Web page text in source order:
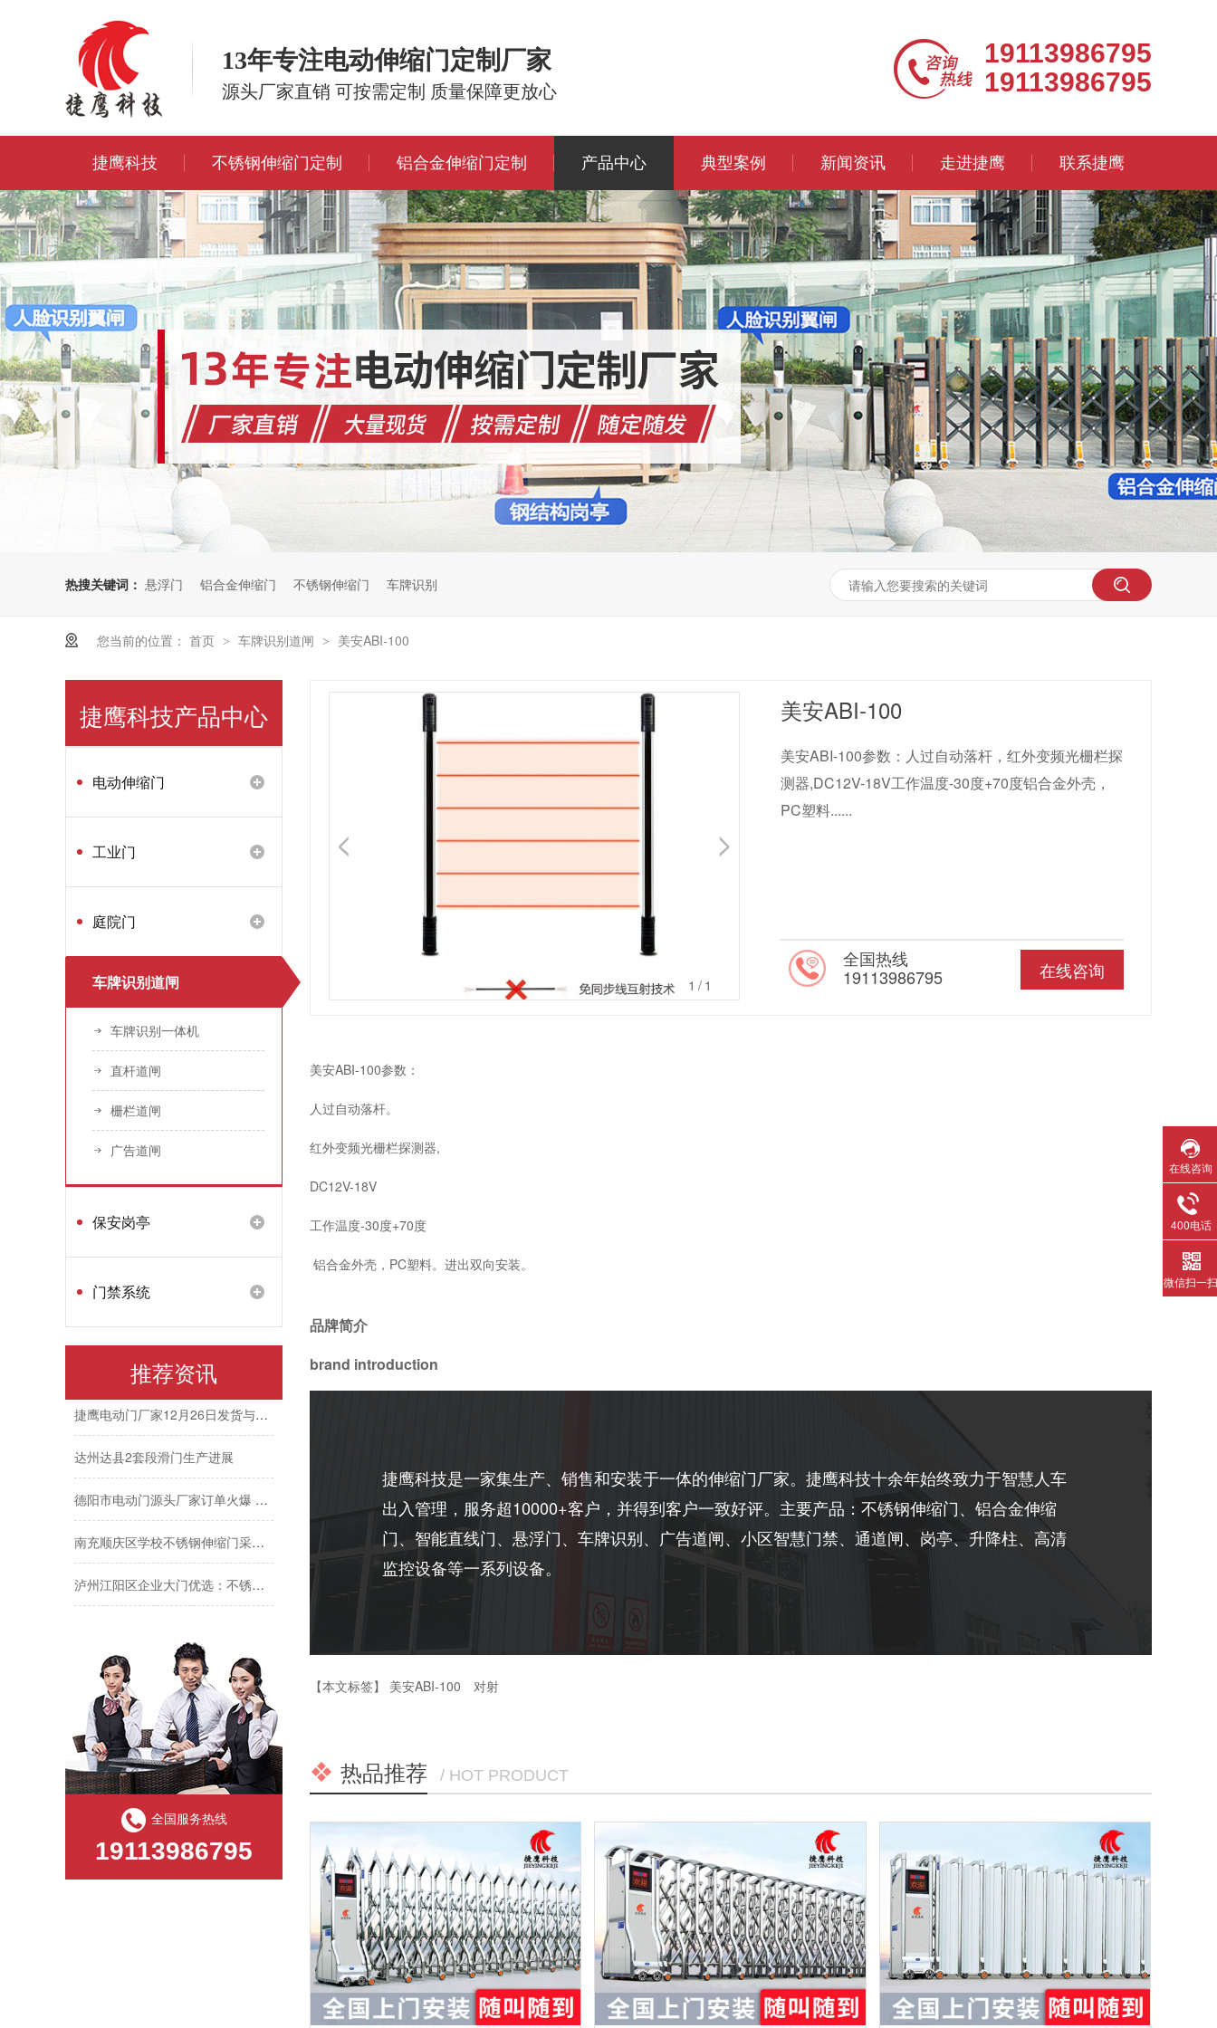
13年专注电动伸缩门定制厂家
源头厂家直销 可按需定制 质量保障更放心
19113986795
19113986795
捷鹰科技 不锈钢伸缩门定制 铝合金伸缩门定制 产品中心 典型案例 新闻资讯 走进捷鹰 联系捷鹰
热搜关键词： 悬浮门 铝合金伸缩门 不锈钢伸缩门 车牌识别
您当前的位置： 首页 > 车牌识别道闸 > 美安ABI-100
1/1
美安ABI-100
美安ABI-100参数：人过自动落杆，红外变频光栅栏探
测器,DC12V-18V工作温度-30度+70度铝合金外壳，
PC塑料......
在线咨询
全国热线
19113986795
美安ABI-100参数：
人过自动落杆。
红外变频光栅栏探测器,
DC12V-18V
工作温度-30度+70度
铝合金外壳，PC塑料。进出双向安装。
品牌简介
brand introduction
捷鹰科技是一家集生产、销售和安装于一体的伸缩门厂家。捷鹰科技十余年始终致力于智慧人车
出入管理，服务超10000+客户，并得到客户一致好评。主要产品：不锈钢伸缩门、铝合金伸缩
门、智能直线门、悬浮门、车牌识别、广告道闸、小区智慧门禁、通道闸、岗亭、升降柱、高清
监控设备等一系列设备。
【本文标签】 美安ABI-100 对射
热品推荐 / HOT PRODUCT
捷鹰科技产品中心
电动伸缩门
工业门
庭院门
车牌识别道闸
车牌识别一体机
直杆道闸
栅栏道闸
广告道闸
保安岗亭
门禁系统
推荐资讯
不锈钢电动伸缩门产品持续开发
年底冲量·库存告急｜不锈钢伸缩门量产供应中
捷鹰电动门厂家12月27日生产进度
捷鹰电动门厂家12月26日发货与生产动态
年底冲量·库存告急｜不锈钢伸缩门量产供应中
12月30日铝合金电动门装车发眉山，年底现货速订！
眉山东坡区铝合金电动门完成生产调试
捷鹰电动门厂家12月27日生产进度
全国服务热线
19113986795
在线咨询
400电话
微信扫一扫